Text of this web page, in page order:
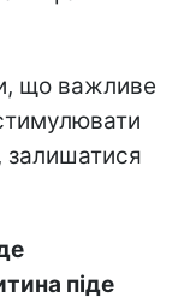
що важливе
залишатися
піде